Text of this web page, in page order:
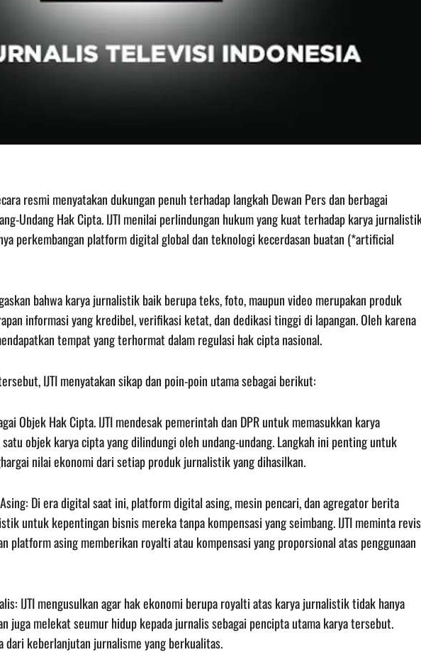
resmi menyatakan dukungan penuh terhadap langkah Dewan Pers dan berbagai
Undang Hak Cipta. IJTI menilai perlindungan hukum yang kuat terhadap karya
perkembangan platform digital global dan teknologi kecerdasan buatan (*artificial
bahwa karya jurnalistik baik berupa teks, foto, maupun video merupakan produk
informasi yang kredibel, verifikasi ketat, dan dedikasi tinggi di lapangan. Oleh karena
tempat yang terhormat dalam regulasi hak cipta nasional.
IJTI menyatakan sikap dan poin-poin utama sebagai berikut:
Objek Hak Cipta. IJTI mendesak pemerintah dan DPR untuk memasukkan karya
objek karya cipta yang dilindungi oleh undang-undang. Langkah ini penting untuk
nilai ekonomi dari setiap produk jurnalistik yang dihasilkan.
Di era digital saat ini, platform digital asing, mesin pencari, dan agregator berita
untuk kepentingan bisnis mereka tanpa kompensasi yang seimbang. IJTI meminta
platform asing memberikan royalti atau kompensasi yang proporsional atas penggunaan
IJTI mengusulkan agar hak ekonomi berupa royalti atas karya jurnalistik tidak hanya
juga melekat seumur hidup kepada jurnalis sebagai pencipta utama karya tersebut.
dari keberlanjutan jurnalisme yang berkualitas.